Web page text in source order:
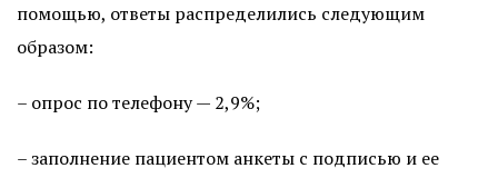
помощью, ответы распределились следующим
образом:
– опрос по телефону — 2,9%;
– заполнение пациентом анкеты с подписью и ее